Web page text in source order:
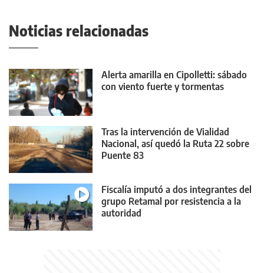
Noticias relacionadas
Alerta amarilla en Cipolletti: sábado
con viento fuerte y tormentas
Tras la intervención de Vialidad
Nacional, así quedó la Ruta 22 sobre
Puente 83
Fiscalía imputó a dos integrantes del
grupo Retamal por resistencia a la
autoridad